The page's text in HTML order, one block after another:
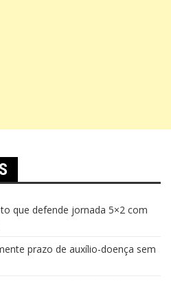
que defende jornada 5×2 com
prazo de auxílio-doença sem